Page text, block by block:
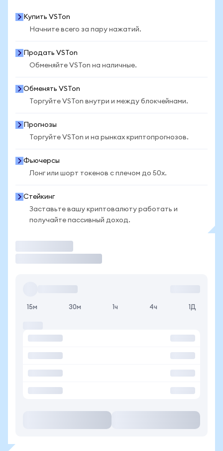
Купить VSTon
Начните всего за пару нажатий.
Продать VSTon
Обменяйте VSTon на наличные.
Обменять VSTon
Торгуйте VSTon внутри и между блокчейнами.
Прогнозы
Торгуйте VSTon и на рынках криптопрогнозов.
Фьючерсы
Лонг или шорт токенов с плечом до 50x.
Стейкинг
Заставьте вашу криптовалюту работать и
получайте пассивный доход.
15м 30м 1ч 4ч 1Д